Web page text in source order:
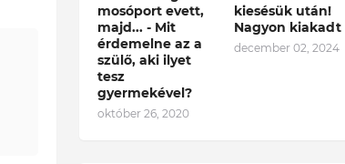
mosóport evett,
majd... - Mit
érdemelne az a
szülő, aki ilyet
tesz
gyermekével?
október 26, 2020
kiesésük után!
Nagyon kiakadt
december 02, 2024